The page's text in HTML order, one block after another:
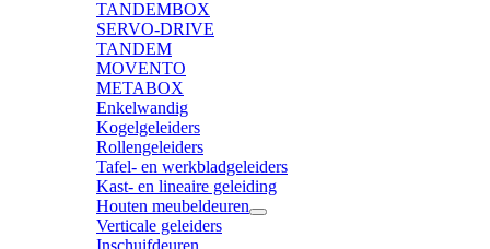
TANDEMBOX
SERVO-DRIVE
TANDEM
MOVENTO
METABOX
Enkelwandig
Kogelgeleiders
Rollengeleiders
Tafel- en werkbladgeleiders
Kast- en lineaire geleiding
Houten meubeldeuren
Verticale geleiders